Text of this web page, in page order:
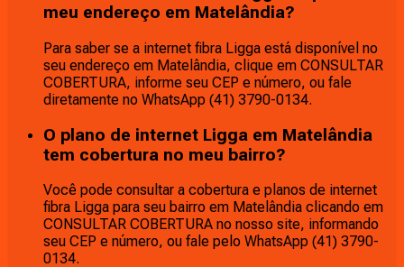
meu endereço em Matelândia?
Para saber se a internet fibra Ligga está disponível no
seu endereço em Matelândia, clique em CONSULTAR
COBERTURA, informe seu CEP e número, ou fale
diretamente no WhatsApp (41) 3790-0134.
O plano de internet Ligga em Matelândia
tem cobertura no meu bairro?
Você pode consultar a cobertura e planos de internet
fibra Ligga para seu bairro em Matelândia clicando em
CONSULTAR COBERTURA no nosso site, informando
seu CEP e número, ou fale pelo WhatsApp (41) 3790-
0134.